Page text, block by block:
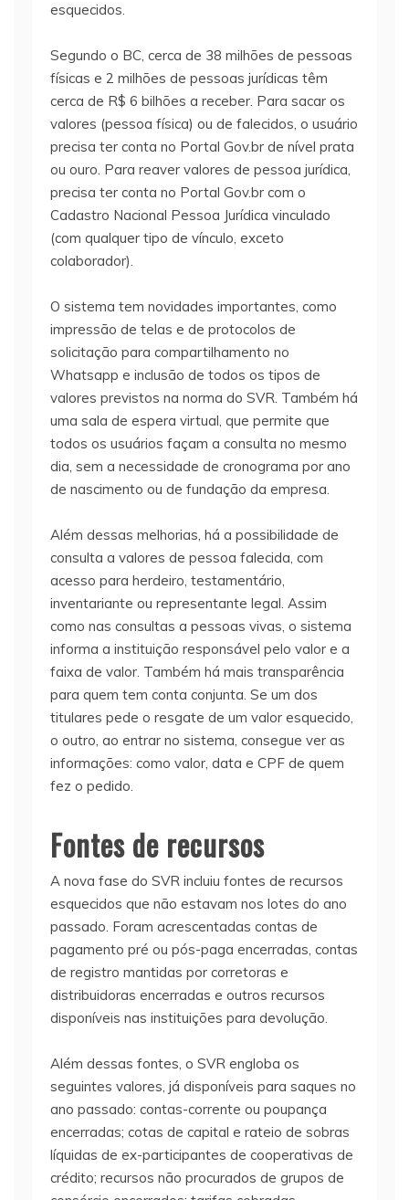
esquecidos.
Segundo o BC, cerca de 38 milhões de pessoas
físicas e 2 milhões de pessoas jurídicas têm
cerca de R$ 6 bilhões a receber. Para sacar os
valores (pessoa física) ou de falecidos, o usuário
precisa ter conta no Portal Gov.br de nível prata
ou ouro. Para reaver valores de pessoa jurídica,
precisa ter conta no Portal Gov.br com o
Cadastro Nacional Pessoa Jurídica vinculado
(com qualquer tipo de vínculo, exceto
colaborador).
O sistema tem novidades importantes, como
impressão de telas e de protocolos de
solicitação para compartilhamento no
Whatsapp e inclusão de todos os tipos de
valores previstos na norma do SVR. Também há
uma sala de espera virtual, que permite que
todos os usuários façam a consulta no mesmo
dia, sem a necessidade de cronograma por ano
de nascimento ou de fundação da empresa.
Além dessas melhorias, há a possibilidade de
consulta a valores de pessoa falecida, com
acesso para herdeiro, testamentário,
inventariante ou representante legal. Assim
como nas consultas a pessoas vivas, o sistema
informa a instituição responsável pelo valor e a
faixa de valor. Também há mais transparência
para quem tem conta conjunta. Se um dos
titulares pede o resgate de um valor esquecido,
o outro, ao entrar no sistema, consegue ver as
informações: como valor, data e CPF de quem
fez o pedido.
Fontes de recursos
A nova fase do SVR incluiu fontes de recursos
esquecidos que não estavam nos lotes do ano
passado. Foram acrescentadas contas de
pagamento pré ou pós-paga encerradas, contas
de registro mantidas por corretoras e
distribuidoras encerradas e outros recursos
disponíveis nas instituições para devolução.
Além dessas fontes, o SVR engloba os
seguintes valores, já disponíveis para saques no
ano passado: contas-corrente ou poupança
encerradas; cotas de capital e rateio de sobras
líquidas de ex-participantes de cooperativas de
crédito; recursos não procurados de grupos de